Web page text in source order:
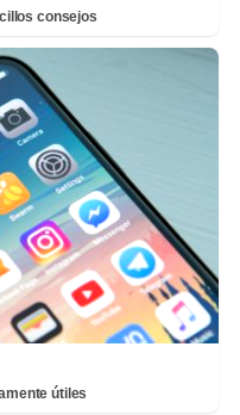
consejos
útiles